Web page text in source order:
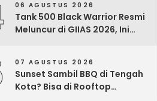
06 AGUSTUS 2026
Tank 500 Black Warrior Resmi
Meluncur di GIIAS 2026, Ini
07 AGUSTUS 2026
Sunset Sambil BBQ di Tengah
Kota? Bisa di Rooftop